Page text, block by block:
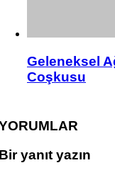
Geleneksel
Coşkusu
yanıt yazın